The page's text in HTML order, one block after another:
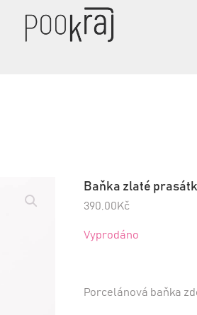
Baňka zlaté
390,00Kč
Vyprodáno
Porcelánová baňka